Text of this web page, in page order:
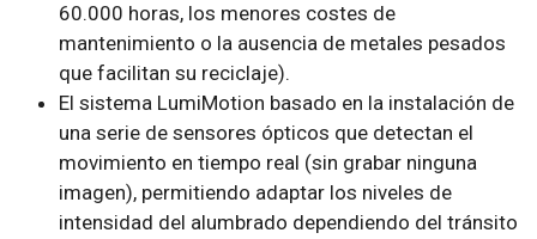
60.000 horas, los menores costes de
mantenimiento o la ausencia de metales pesados
que facilitan su reciclaje).
El sistema LumiMotion basado en la instalación de
una serie de sensores ópticos que detectan el
movimiento en tiempo real (sin grabar ninguna
imagen), permitiendo adaptar los niveles de
intensidad del alumbrado dependiendo del tránsito